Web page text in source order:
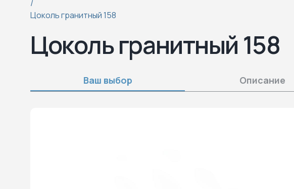
/
Цоколь гранитный 158
Цоколь гранитный 158
Ваш выбор Описание